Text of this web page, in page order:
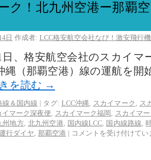
ク！北九州空港ー那覇
日 作成者: LCC格安航空会社なび！激安飛行
日、格安航空会社のスカイマ
縄（那覇空港）線の運航を開
を読む →
線＆国内線 | タグ: LCC沖縄 スカイマーク
ス
イマーク深夜便 スカイマーク福岡
スカイマ
州地方, 北九州空港 国内線LCC 国内線路線
行ダイヤ 那覇空港 | コメントを受け付けてい